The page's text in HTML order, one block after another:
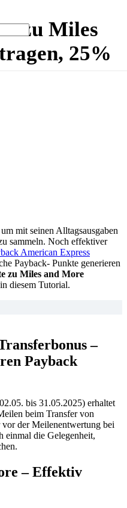
zu Miles
25%
mit seinen Alltagsausgaben
sammeln. Noch effektiver
American Express
Payback- Punkte generieren
zu Miles and More
diesem Tutorial.
–
Payback
bis 31.05.2025) erhaltet
beim Transfer von
der Meilenentwertung bei
einmal die Gelegenheit,
– Effektiv